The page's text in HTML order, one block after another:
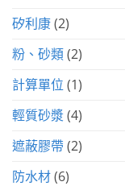
矽利康(2)
粉、砂類(2)
計算單位 (1)
輕質砂漿(4)
遮蔽膠帶 (2)
防水材(6)